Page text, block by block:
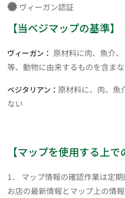
ヴィーガン認証
【当ベジマップの基準】
ヴィーガン： 原材料に肉、魚介
等、動物に由来するものを含ま
ベジタリアン： 原材料に、肉、魚
ない
【マップを使用する上で
1． マップ情報の確認作業は定期
お店の最新情報とマップ上の情